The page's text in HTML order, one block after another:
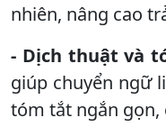
nhiên, nâng cao
- Dịch thuật và
giúp chuyển ngữ
tóm tắt ngắn gọn,